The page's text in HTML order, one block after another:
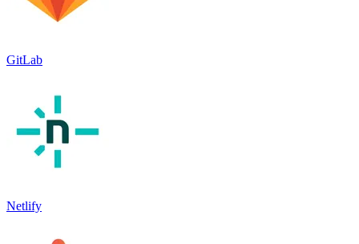
GitLab
Netlify